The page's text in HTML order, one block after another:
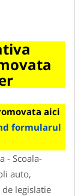
aici
formularul
- Scoala-
auto,
legislatie